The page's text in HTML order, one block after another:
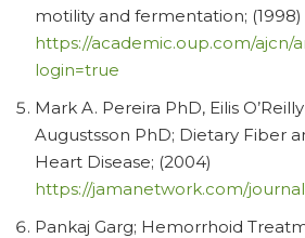
motility and fermentation; (1998)
https://academic.oup.com/ajcn/
login=true
Mark A. Pereira PhD, Eilis
Augustsson PhD; Dietary Fiber
Heart Disease; (2004)
https://jamanetwork.com/
Pankaj Garg; Hemorrhoid